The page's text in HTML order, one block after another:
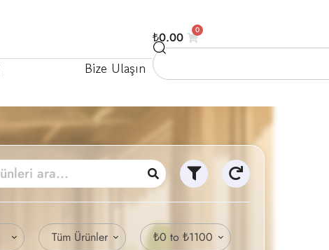
Bize Ulaşın
₺0.00 0
Tüm Ürünler ₺0 to ₺1100